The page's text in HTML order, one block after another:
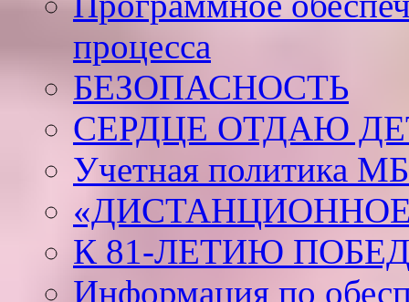
процесса
БЕЗОПАСНОСТЬ
СЕРДЦЕ ОТДАЮ
Учетная политика
К 81-ЛЕТИЮ
Информация по